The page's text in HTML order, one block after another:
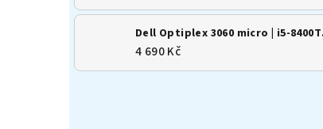
Dell
4 690 Kč